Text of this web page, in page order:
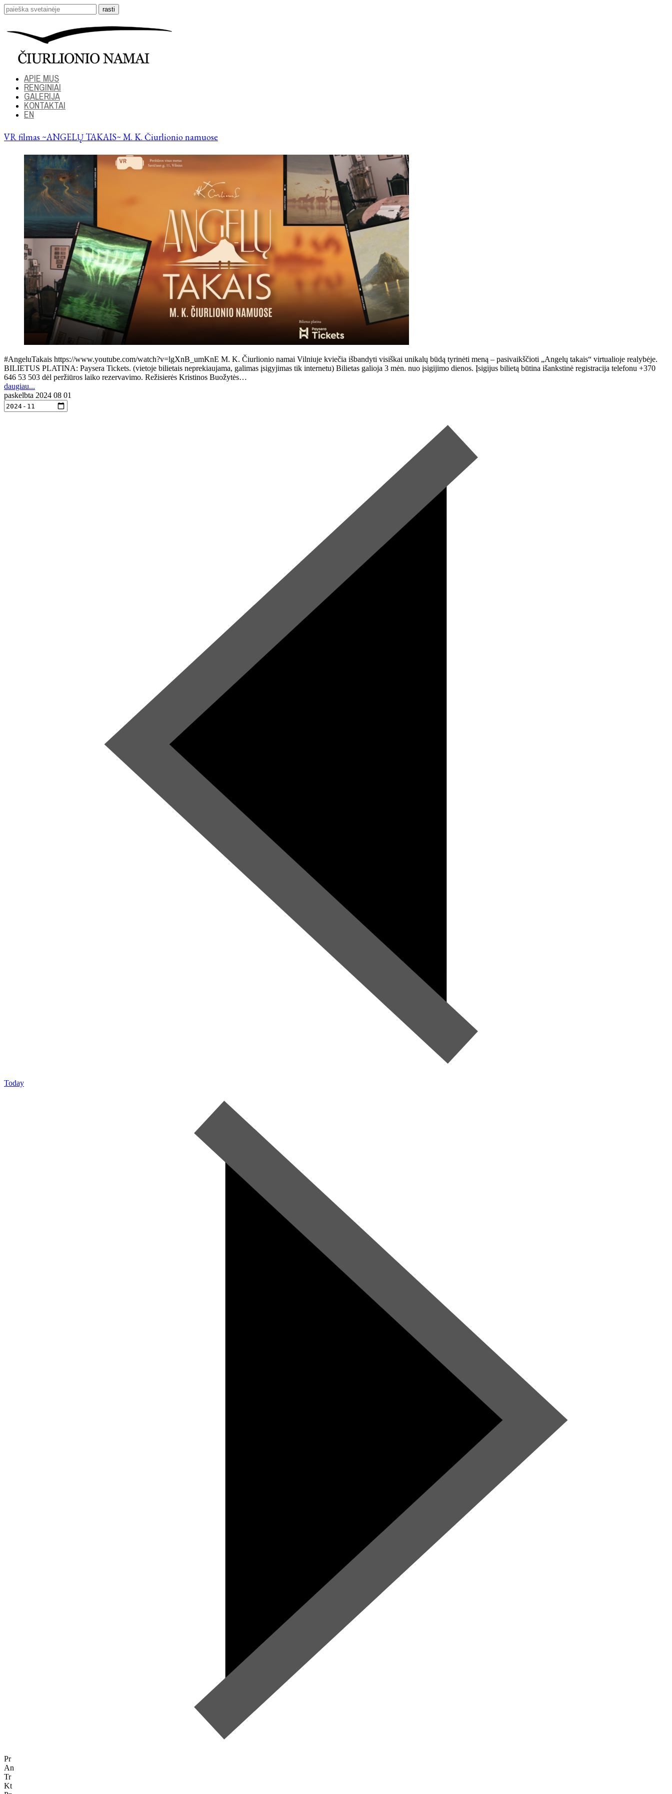
APIE MUS
RENGINIAI
GALERIJA
KONTAKTAI
EN
VR filmas ~ANGELŲ TAKAIS~ M. K. Čiurlionio namuose
#AngeluTakais https://www.youtube.com/watch?v=lgXnB_umKnE M. K. Čiurlionio namai Vilniuje kviečia išbandyti visiškai unikalų būdą tyrinėti meną – pasivaikščioti „Angelų takais“ virtualioje realybėje.
BILIETUS PLATINA: Paysera Tickets. (vietoje bilietais neprekiaujama, galimas įsigyjimas tik internetu) Bilietas galioja 3 mėn. nuo įsigijimo dienos. Įsigijus bilietą būtina išankstinė registracija telefonu +370
646 53 503 dėl peržiūros laiko rezervavimo. Režisierės Kristinos Buožytės…
daugiau...
paskelbta 2024 08 01
Today
Pr
An
Tr
Kt